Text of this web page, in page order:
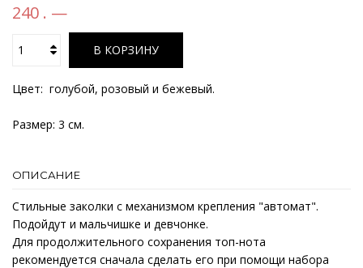
240 . —
В КОРЗИНУ
Цвет: голубой, розовый и бежевый.
Размер: 3 см.
ОПИСАНИЕ
Стильные заколки с механизмом крепления "автомат".
Подойдут и мальчишке и девчонке.
Для продолжительного сохранения топ-нота
рекомендуется сначала сделать его при помощи набора